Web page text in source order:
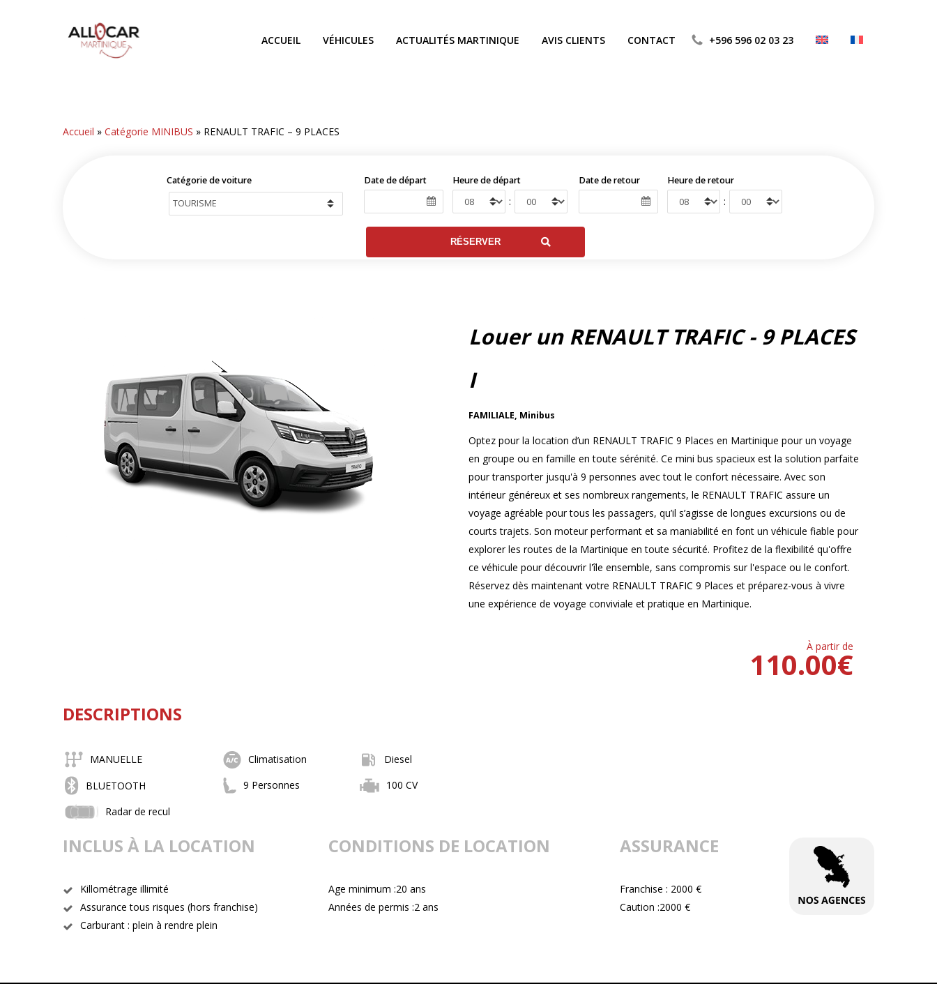
ACCUEIL VÉHICULES ACTUALITÉS MARTINIQUE AVIS CLIENTS CONTACT +596 596 02 03 23
Accueil »Catégorie MINIBUS » RENAULT TRAFIC – 9 PLACES
Catégorie de voiture Date de départ Heure de départ
:
Date de retour Heure de retour
:
Louer un RENAULT TRAFIC - 9 PLACES
I
FAMILIALE, Minibus
Optez pour la location d’un RENAULT TRAFIC 9 Places en Martinique pour un voyage
en groupe ou en famille en toute sérénité. Ce mini bus spacieux est la solution parfaite
pour transporter jusqu'à 9 personnes avec tout le confort nécessaire. Avec son
intérieur généreux et ses nombreux rangements, le RENAULT TRAFIC assure un
voyage agréable pour tous les passagers, qu’il s’agisse de longues excursions ou de
courts trajets. Son moteur performant et sa maniabilité en font un véhicule fiable pour
explorer les routes de la Martinique en toute sécurité. Profitez de la flexibilité qu'offre
ce véhicule pour découvrir l'île ensemble, sans compromis sur l'espace ou le confort.
Réservez dès maintenant votre RENAULT TRAFIC 9 Places et préparez-vous à vivre
une expérience de voyage conviviale et pratique en Martinique.
À partir de
€
110.00
DESCRIPTIONS
MANUELLE Climatisation
Diesel
BLUETOOTH
9 Personnes
100 CV
Radar de recul
INCLUS À LA LOCATION
Killométrage illimité
Assurance tous risques (hors franchise)
Carburant : plein à rendre plein
CONDITIONS DE LOCATION
Age minimum :20 ans
Années de permis :2 ans
ASSURANCE
Franchise : 2000 €
Caution :2000 €